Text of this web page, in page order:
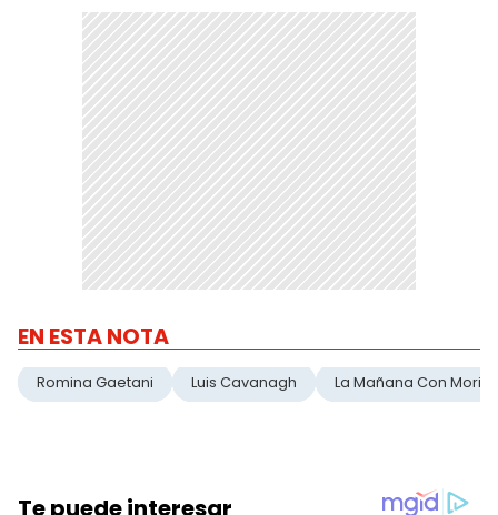
EN ESTA NOTA
Romina Gaetani Luis Cavanagh La Mañana Con Moria